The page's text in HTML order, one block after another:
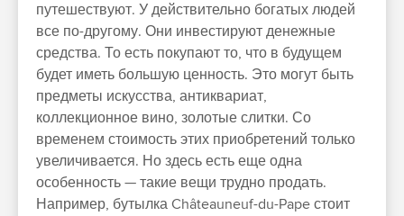
путешествуют. У действительно богатых людей
все по-другому. Они инвестируют денежные
средства. То есть покупают то, что в будущем
будет иметь большую ценность. Это могут быть
предметы искусства, антиквариат,
коллекционное вино, золотые слитки. Со
временем стоимость этих приобретений только
увеличивается. Но здесь есть еще одна
особенность — такие вещи трудно продать.
Например, бутылка Châteauneuf-du-Pape стоит